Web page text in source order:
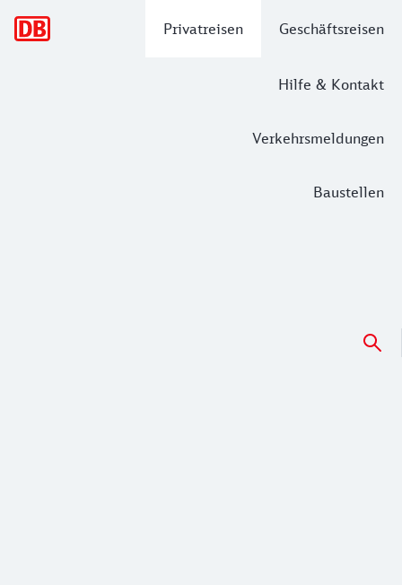
Privatreisen Geschäftsreisen
Hilfe & Kontakt
Verkehrsmeldungen
Baustellen